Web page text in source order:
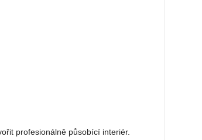
profesionálně působící interiér.